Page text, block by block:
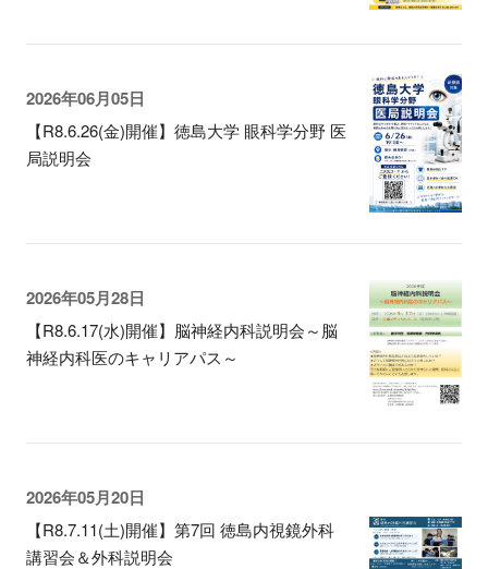
2026年06月05日
【R8.6.26(金)開催】徳島大学 眼科学分野 医
局説明会
2026年05月28日
【R8.6.17(水)開催】脳神経内科説明会～脳
神経内科医のキャリアパス～
2026年05月20日
【R8.7.11(土)開催】第7回 徳島内視鏡外科
講習会＆外科説明会